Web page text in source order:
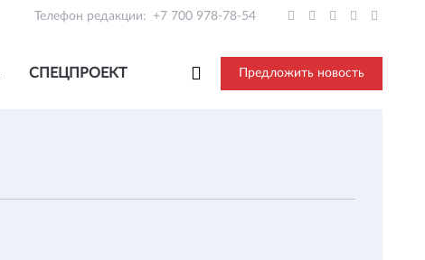
Телефон редакции: +7 700 978-78-54
СПЕЦПРОЕКТ Предложить новость